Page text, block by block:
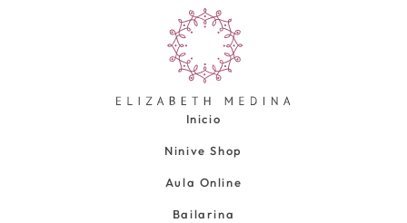
Inicio
Ninive Shop
Aula Online
Bailarina